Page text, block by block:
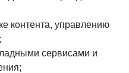
контента, управлению
сервисами и